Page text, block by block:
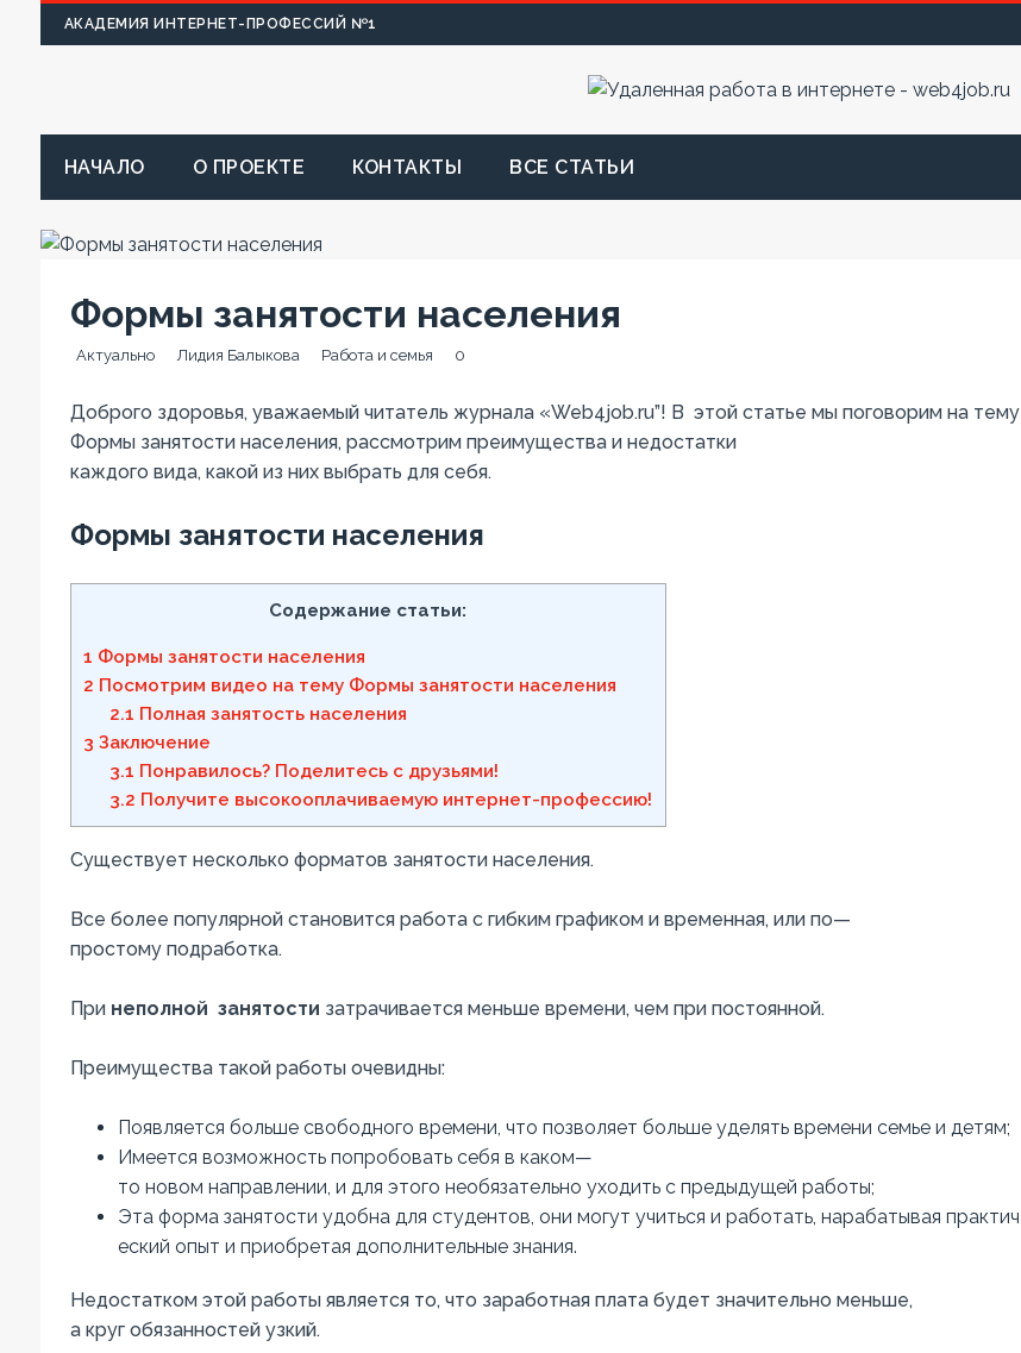
АКАДЕМИЯ ИНТЕРНЕТ-ПРОФЕССИЙ №1
НАЧАЛО О ПРОЕКТЕ КОНТАКТЫ ВСЕ СТАТЬИ
Формы занятости населения
Актуально Лидия Балыкова Работа и семья 0
Доброго здоровья, уважаемый читатель журнала «Web4job.ru”! В этой статье мы поговорим на тему
Формы занятости населения, рассмотрим преимущества и недостатки
каждого вида, какой из них выбрать для себя.
Формы занятости населения
Содержание статьи:
1 Формы занятости населения
2 Посмотрим видео на тему Формы занятости населения
2.1 Полная занятость населения
3 Заключение
3.1 Понравилось? Поделитесь с друзьями!
3.2 Получите высокооплачиваемую интернет-профессию!
Существует несколько форматов занятости населения.
Все более популярной становится работа с гибким графиком и временная, или по—
простому подработка.
При неполной занятости затрачивается меньше времени, чем при постоянной.
Преимущества такой работы очевидны:
Появляется больше свободного времени, что позволяет больше уделять времени семье и детям;
Имеется возможность попробовать себя в каком—
то новом направлении, и для этого необязательно уходить с предыдущей работы;
Эта форма занятости удобна для студентов, они могут учиться и работать, нарабатывая практич
еский опыт и приобретая дополнительные знания.
Недостатком этой работы является то, что заработная плата будет значительно меньше,
а круг обязанностей узкий.